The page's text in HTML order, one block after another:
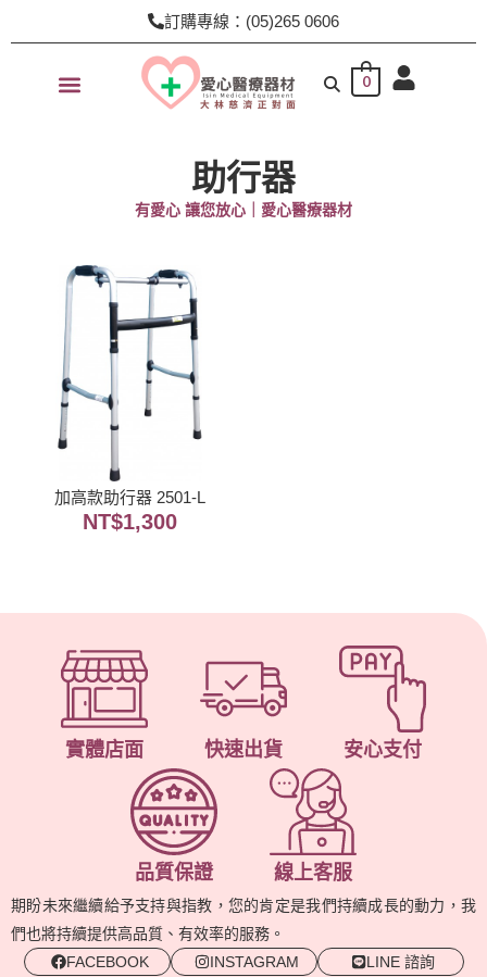
至
訂購專線：(05)265 0606
0
助行器
有愛心 讓您放心｜愛心醫療器材
加高款助行器 2501-L
NT$1,300
實體店面 快速出貨 安心支付
品質保證 線上客服
期盼未來繼續給予支持與指教，您的肯定是我們持續成長的動力，我
們也將持續提供高品質、有效率的服務。
FACEBOOK
INSTAGRAM
LINE 諮詢